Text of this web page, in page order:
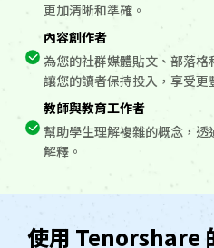
更加清晰和準確。
內容創作者
為您的社群媒體貼文、部落格
讓您的讀者保持投入，享受更
教師與教育工作者
幫助學生理解複雜的概念，
解釋。
使用 Tenorshare